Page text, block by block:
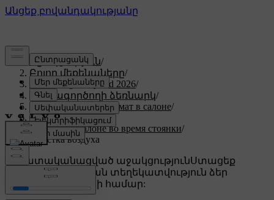
Աջակցություն/
Բոլոր մեքենաները/
XC60 Plug-in Hybrid 2026/
Օգտագործողի ձեռնարկ/
Комфорт и микроклимат в салоне/
Климат/
Климат в салоне во время стоянки/
Очистка воздуха
Անհատականացված աջակցությունՍտացեք
համապատասխան տեղեկատվություն ձեր
կոնկրետ մեքենայի համար: